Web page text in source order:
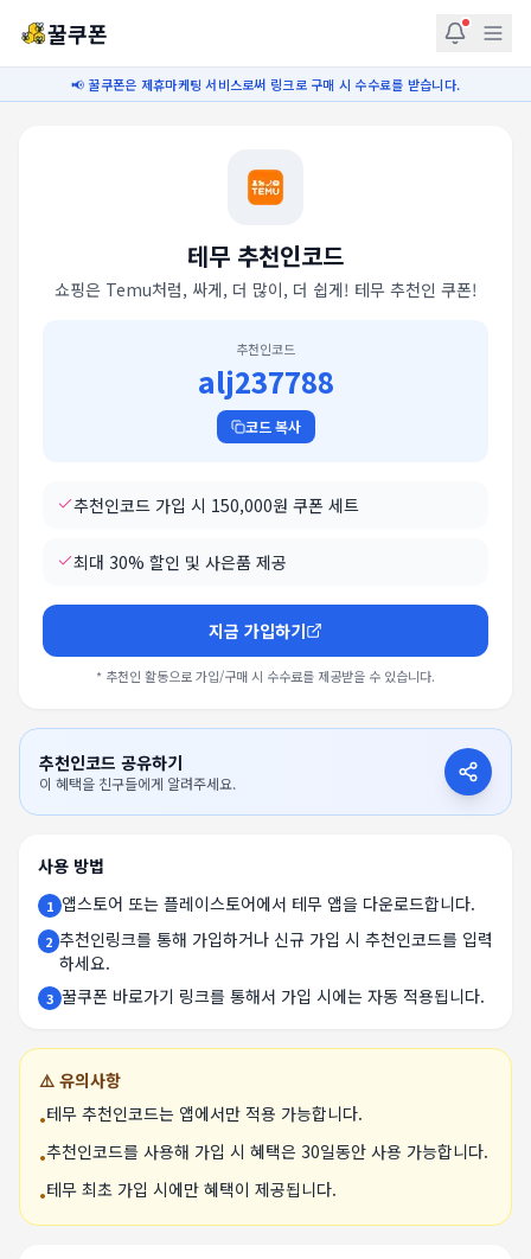
꿀쿠폰
📢 꿀쿠폰은 제휴마케팅 서비스로써 링크로 구매 시 수수료를 받습니다.
테무 추천인코드
쇼핑은 Temu처럼, 싸게, 더 많이, 더 쉽게! 테무 추천인 쿠폰!
추천인코드
alj237788
코드 복사
추천인코드 가입 시 150,000원 쿠폰 세트
최대 30% 할인 및 사은품 제공
지금 가입하기
* 추천인 활동으로 가입/구매 시 수수료를 제공받을 수 있습니다.
추천인코드 공유하기
이 혜택을 친구들에게 알려주세요.
사용 방법
1 앱스토어 또는 플레이스토어에서 테무 앱을 다운로드합니다.
2 추천인링크를 통해 가입하거나 신규 가입 시 추천인코드를 입력
하세요.
3 꿀쿠폰 바로가기 링크를 통해서 가입 시에는 자동 적용됩니다.
⚠️ 유의사항
•테무 추천인코드는 앱에서만 적용 가능합니다.
•추천인코드를 사용해 가입 시 혜택은 30일동안 사용 가능합니다.
•테무 최초 가입 시에만 혜택이 제공됩니다.